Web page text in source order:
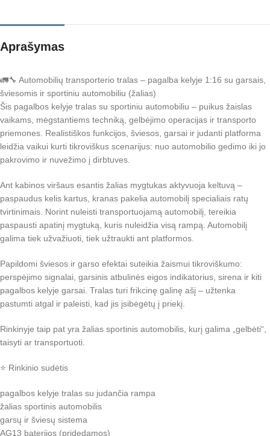
Aprašymas
🚛🔧 Automobilių transporterio tralas – pagalba kelyje 1:16 su garsais,
šviesomis ir sportiniu automobiliu (žalias)
Šis pagalbos kelyje tralas su sportiniu automobiliu – puikus žaislas
vaikams, mėgstantiems techniką, gelbėjimo operacijas ir transporto
priemones. Realistiškos funkcijos, šviesos, garsai ir judanti platforma
leidžia vaikui kurti tikroviškus scenarijus: nuo automobilio gedimo iki jo
pakrovimo ir nuvežimo į dirbtuves.
Ant kabinos viršaus esantis žalias mygtukas aktyvuoja keltuvą –
paspaudus kelis kartus, kranas pakelia automobilį specialiais ratų
tvirtinimais. Norint nuleisti transportuojamą automobilį, tereikia
paspausti apatinį mygtuką, kuris nuleidžia visą rampą. Automobilį
galima tiek užvažiuoti, tiek užtraukti ant platformos.
Papildomi šviesos ir garso efektai suteikia žaismui tikroviškumo:
perspėjimo signalai, garsinis atbulinės eigos indikatorius, sirena ir kiti
pagalbos kelyje garsai. Tralas turi frikcinę galinę ašį – užtenka
pastumti atgal ir paleisti, kad jis įsibėgėtų į priekį.
Rinkinyje taip pat yra žalias sportinis automobilis, kurį galima „gelbėti“,
taisyti ar transportuoti.
⭐ Rinkinio sudėtis
pagalbos kelyje tralas su judančia rampa
žalias sportinis automobilis
garsų ir šviesų sistema
AG13 baterijos (pridedamos)